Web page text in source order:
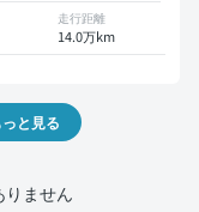
走行距離
14.0万km
と見る
ません